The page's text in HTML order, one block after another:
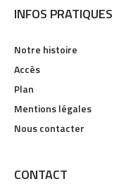
INFOS PRATIQUES
Notre histoire
Accès
Plan
Mentions légales
Nous contacter
CONTACT